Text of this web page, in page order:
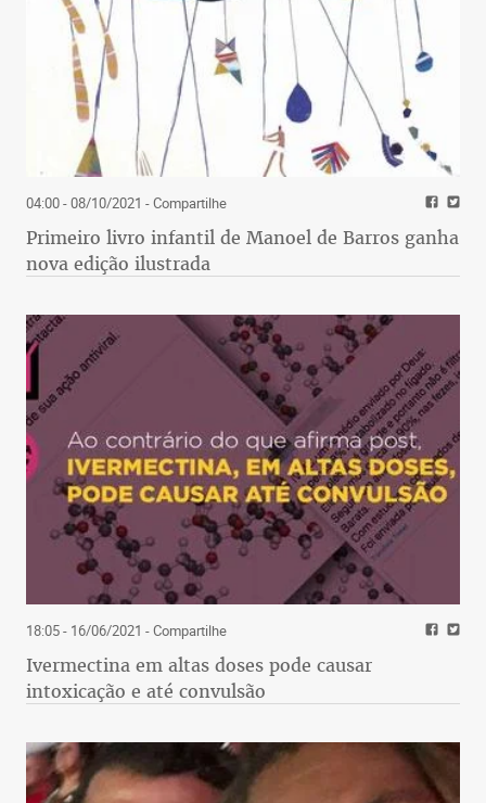
04:00 - 08/10/2021 - Compartilhe
Primeiro livro infantil de Manoel de Barros ganha
nova edição ilustrada
18:05 - 16/06/2021 - Compartilhe
Ivermectina em altas doses pode causar
intoxicação e até convulsão